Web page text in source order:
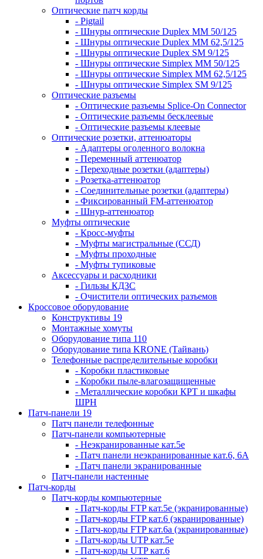
Оптические патч корды
- Pigtail
- Шнуры оптические Duplex MM 50/125
- Шнуры оптические Duplex MM 62,5/125
- Шнуры оптические Duplex SM 9/125
- Шнуры оптические Simplex MM 50/125
- Шнуры оптические Simplex MM 62,5/125
- Шнуры оптические Simplex SM 9/125
Оптические разъемы
- Оптические разъемы Splice-On Connector
- Оптические разъемы бесклеевые
- Оптические разъемы клеевые
Оптические розетки, аттенюаторы
- Адаптеры оголенного волокна
- Переменный аттенюатор
- Переходные розетки (адаптеры)
- Розетка-аттенюатор
- Соединительные розетки (адаптеры)
- Фиксированный FM-аттенюатор
- Шнур-аттенюатор
Муфты оптические
- Кросс-муфты
- Муфты магистральные (ССД)
- Муфты проходные
- Муфты тупиковые
Аксессуары и расходники
- Гильзы КДЗС
- Очистители оптических разъемов
Кроссовое оборудование
Конструктивы 19
Монтажные хомуты
Оборудование типа 110
Оборудование типа KRONE (Тайвань)
Телефонные распределительные коробки
- Коробки пластиковые
- Коробки пыле-влагозащищенные
- Металлические коробки КРТ и шкафы
ШРН
Патч-панели 19
Патч панели телефонные
Патч-панели компьютерные
- Неэкранированные кат.5е
- Патч панели неэкранированные кат.6, 6А
- Патч панели экранированные
Патч-панели настенные
Патч-корды
Патч-корды компьютерные
- Патч-корды FTP кат.5е (экранированные)
- Патч-корды FTP кат.6 (экранированные)
- Патч-корды FTP кат.6а (экранированные)
- Патч-корды UTP кат.5е
- Патч-корды UTP кат.6